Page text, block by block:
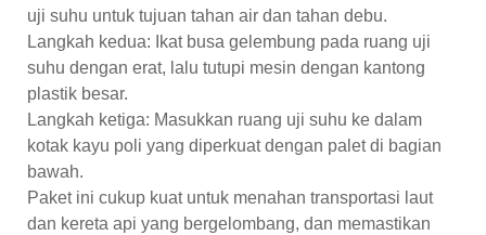
uji suhu untuk tujuan tahan air dan tahan debu.
Langkah kedua: Ikat busa gelembung pada ruang uji
suhu dengan erat, lalu tutupi mesin dengan kantong
plastik besar.
Langkah ketiga: Masukkan ruang uji suhu ke dalam
kotak kayu poli yang diperkuat dengan palet di bagian
bawah.
Paket ini cukup kuat untuk menahan transportasi laut
dan kereta api yang bergelombang, dan memastikan